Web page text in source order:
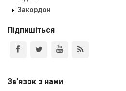
Закордон
Підпишіться
Зв'язок з нами